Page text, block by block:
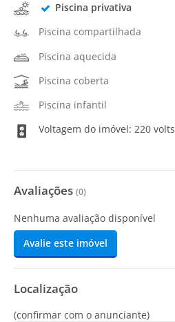
Piscina privativa
Piscina compartilhada
Piscina aquecida
Piscina coberta
Piscina infantil
Voltagem do imóvel: 220 volts
Avaliações (0)
Nenhuma avaliação disponível
Avalie este imóvel
Localização
(confirmar com o anunciante)